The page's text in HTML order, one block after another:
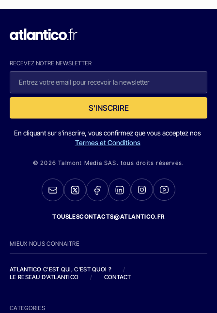
RECEVEZ NOTRE NEWSLETTER
S'INSCRIRE
En cliquant sur s'inscrire, vous confirmez que vous acceptez nos
Termes et Conditions
© 2026 Talmont Media SAS. tous droits réservés.
TOUSLESCONTACTS@ATLANTICO.FR
MIEUX NOUS CONNAITRE
ATLANTICO C'EST QUI, C'EST QUOI ?
/
LE RESEAU D'ATLANTICO
/ CONTACT
CATEGORIES